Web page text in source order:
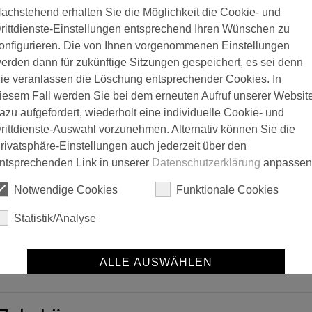
Farbaufnahme und -abgabe, ist eckenausrollend und
mit LoTex-Ausrüstung und 21 mm Polhöhe verfilzen nicht,
mit 60 mm Durchmesser passt auf Aufsteckbügel mit 8 mm
Wand- u. Fassade
raue Untergründe
erhalten Sie die Möglichkeit die Cookie- und
Einstellungen entsprechend Ihren Wünschen zu
Die von Ihnen vorgenommenen Einstellungen
dann für zukünftige Sitzungen gespeichert, es sei denn
veranlassen die Löschung entsprechender Cookies. In
Fall werden Sie bei dem erneuten Aufruf unserer
aufgefordert, wiederholt eine individuelle Cookie- und
Auswahl vorzunehmen. Alternativ können Sie die
Einstellungen auch jederzeit über den
Link in unserer Datenschutzerklärung
Notwendige Cookies Funktionale Cookies
Statistik/Analyse
ALLE AUSWÄHLEN